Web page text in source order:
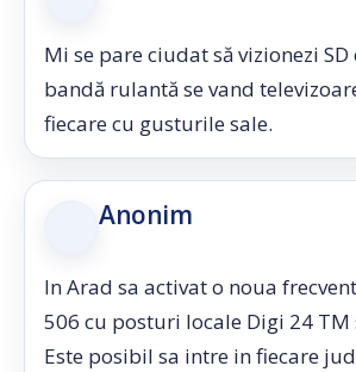
Mi se pare ciudat să vizionezi SD
bandă rulantă se vand
fiecare cu gusturile sale.
Anonim
In Arad sa activat o noua
506 cu posturi locale Digi 24 TM
Este posibil sa intre in fiecare